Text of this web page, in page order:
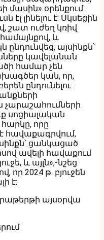
մասին» օրենքում:
լինելու է: Սկսեցին
շատ ուժեղ կռիվ
և
այսինքն՝
կավելանան
համար չեն
կան, որ,
ընդունելու:
սոցիալական
որը
է հավաքագրվում,
ցանկացած
ավելի հավաքում
և այլն»,-նշեց
որ 2024 թ. բյուջեն
է:
այսօրվա